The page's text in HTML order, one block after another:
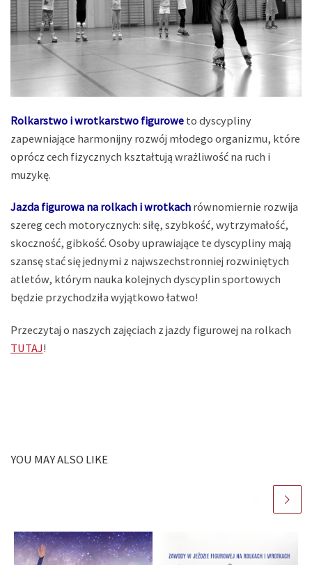
Rolkarstwo i wrotkarstwo figurowe to dyscypliny
zapewniające harmonijny rozwój młodego organizmu, które
oprócz cech fizycznych kształtują wrażliwość na ruch i
muzykę.
Jazda figurowa na rolkach i wrotkach równomiernie rozwija
szereg cech motorycznych: siłę, szybkość, wytrzymałość,
skoczność, gibkość. Osoby uprawiające te dyscypliny mają
szansę stać się jednymi z najwszechstronniej rozwiniętych
atletów, którym nauka kolejnych dyscyplin sportowych
będzie przychodziła wyjątkowo łatwo!
Przeczytaj o naszych zajęciach z jazdy figurowej na rolkach
TUTAJ!
YOU MAY ALSO LIKE